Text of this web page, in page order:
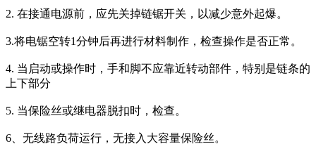
2. 在接通电源前，应先关掉链锯开关，以减少意外起爆。
3.将电锯空转1分钟后再进行材料制作，检查操作是否正常。
4. 当启动或操作时，手和脚不应靠近转动部件，特别是链条的
上下部分
5. 当保险丝或继电器脱扣时，检查。
6、无线路负荷运行，无接入大容量保险丝。